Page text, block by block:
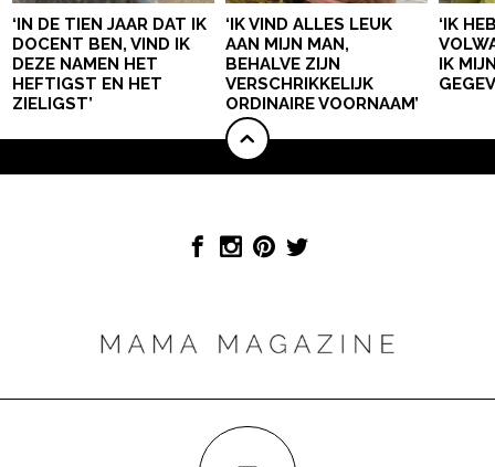
‘IN DE TIEN JAAR DAT IK
DOCENT BEN, VIND IK
DEZE NAMEN HET
HEFTIGST EN HET
ZIELIGST’
‘IK VIND ALLES LEUK
AAN MIJN MAN,
BEHALVE ZIJN
VERSCHRIKKELIJK
ORDINAIRE VOORNAAM’
‘IK
IK